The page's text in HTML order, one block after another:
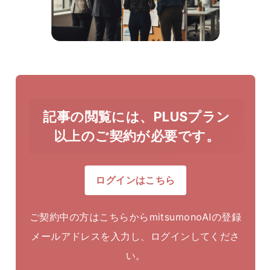
記事の閲覧には、PLUSプラン
以上のご契約が必要です。
ログインはこちら
ご契約中の方はこちらからmitsumonoAIの登録
メールアドレスを入力し、ログインしてくださ
い。